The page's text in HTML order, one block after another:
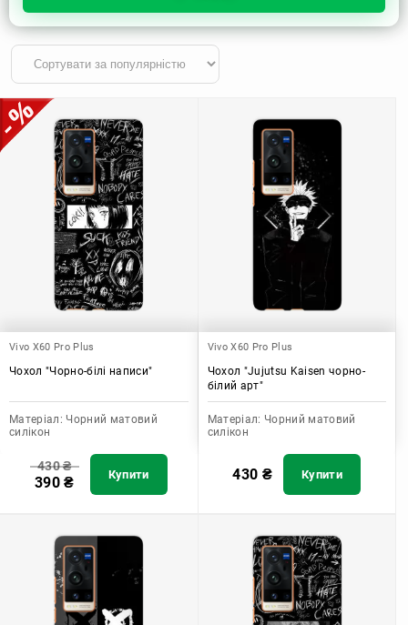
Motorola
Vivo X60 Pro Plus
Чохол "Чорно-білі написи"
Матеріал: Чорний матовий
силікон
430₴
390₴ Купити
Vivo X60 Pro Plus
Чохол "Jujutsu Kaisen чорно-
білий арт"
Матеріал: Чорний матовий
силікон
430 ₴ Купити